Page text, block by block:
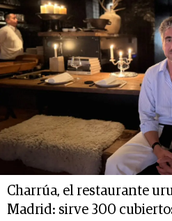
Charrúa, el restaurante
Madrid: sirve 300